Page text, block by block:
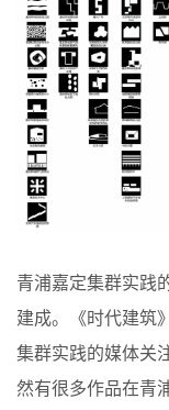
青浦嘉定集群实践
建成。《时代建筑
集群实践的媒体关
然有很多作品在青